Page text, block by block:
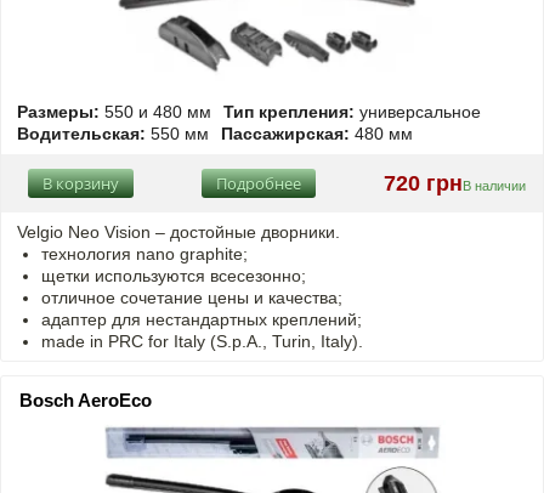
Размеры: 550 и 480 мм Тип крепления: универсальное
Водительская: 550 мм Пассажирская: 480 мм
720 грнВ наличии
Подробнее
В корзину
Velgio Neo Vision – достойные дворники.
технология nano graphite;
щетки используются всесезонно;
отличное сочетание цены и качества;
адаптер для нестандартных креплений;
made in PRC for Italy (S.p.A., Turin, Italy).
Bosch AeroEco